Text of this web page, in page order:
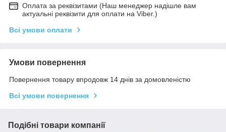
Оплата за реквізитами (Наш менеджер надішле вам
актуальні реквізити для оплати на Viber.)
Всі умови оплати
Умови повернення
Повернення товару впродовж 14 днів за домовленістю
Всі умови повернення
Подібні товари компанії